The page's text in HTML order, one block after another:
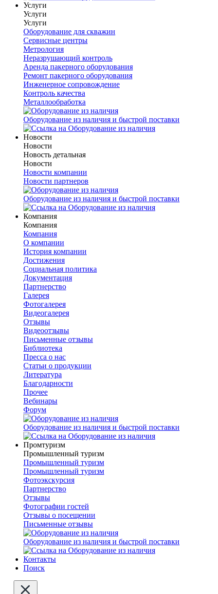
Услуги
Услуги
Услуги
Оборудование для скважин
Сервисные центры
Метрология
Неразрушающий контроль
Аренда пакерного оборудования
Ремонт пакерного оборудования
Инженерное сопровождение
Контроль качества
Металлообработка
Оборудование из наличия и быстрой поставки
Новости
Новости
Новость детальная
Новости
Новости компании
Новости партнеров
Оборудование из наличия и быстрой поставки
Компания
Компания
Компания
О компании
История компании
Достижения
Социальная политика
Документация
Партнерство
Галерея
Фотогалерея
Видеогалерея
Отзывы
Видеоотзывы
Письменные отзывы
Библиотека
Пресса о нас
Статьи о продукции
Литература
Благодарности
Прочее
Вебинары
Форум
Оборудование из наличия и быстрой поставки
Промтуризм
Промышленный туризм
Промышленный туризм
Промышленный туризм
Фотоэкскурсия
Партнерство
Отзывы
Фотографии гостей
Отзывы о посещении
Письменные отзывы
Оборудование из наличия и быстрой поставки
Контакты
Поиск